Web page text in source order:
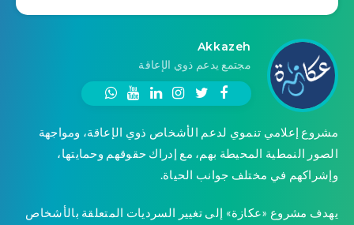
Akkazeh
مجتمع يدعم ذوي الإعاقة
مشروع إعلامي تنموي لدعم الأشخاص ذوي الإعاقة، ومواجهة
الصور النمطية المحيطة بهم، مع إدراك حقوقهم وحمايتها،
وإشراكهم في مختلف جوانب الحياة.
يهدف مشروع «عكازة» إلى تغيير السرديات المتعلقة بالأشخاص